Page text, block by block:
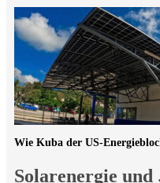
Solarenergie
Wie Kuba der US-